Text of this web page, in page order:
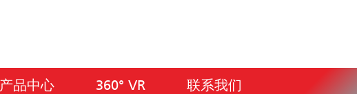
产品中心 360° VR 联系我们